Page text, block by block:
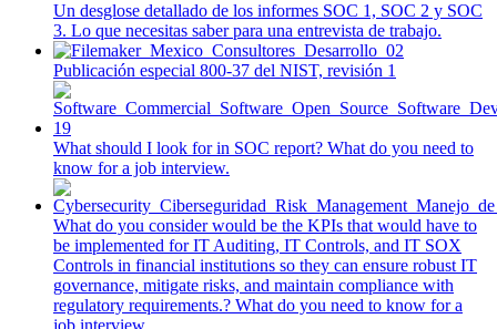
Un desglose detallado de los informes SOC 1, SOC 2 y SOC
3. Lo que necesitas saber para una entrevista de trabajo.
Publicación especial 800-37 del NIST, revisión 1
What should I look for in SOC report? What do you need to
know for a job interview.
What do you consider would be the KPIs that would have to
be implemented for IT Auditing, IT Controls, and IT SOX
Controls in financial institutions so they can ensure robust IT
governance, mitigate risks, and maintain compliance with
regulatory requirements.? What do you need to know for a